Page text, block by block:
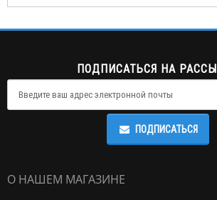
ПОДПИСАТЬСЯ НА
ПОДПИСАТЬСЯ
О НАШЕМ МАГАЗИНЕ